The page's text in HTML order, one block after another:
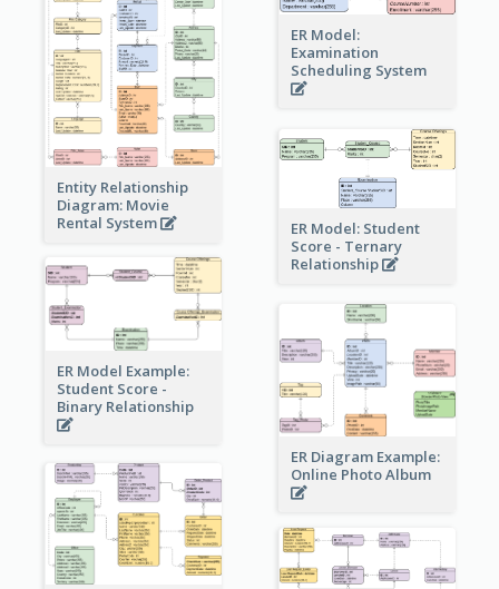
ER Model:
Examination
Scheduling System
Entity Relationship
Diagram: Movie
Rental System
ER Model: Student
Score - Ternary
Relationship
ER Model Example:
Student Score -
Binary Relationship
ER Diagram Example:
Online Photo Album